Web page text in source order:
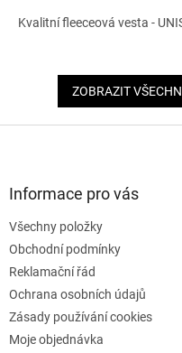
Kvalitní fleeceová vesta -
ZOBRAZIT
Informace pro vás
Všechny položky
Obchodní podmínky
Reklamační řád
Ochrana osobních údajů
Zásady používání cookies
Moje objednávka